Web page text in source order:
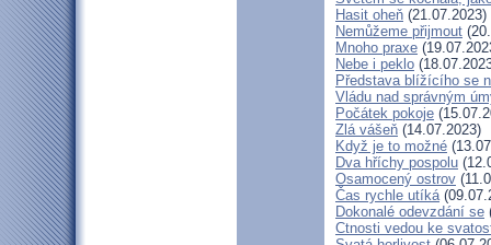
Hasit oheň (21.07.2023)
Nemůžeme přijmout
Mnoho praxe
Nebe i peklo
Představa blížícího se
Vládu nad správným
Počátek pokoje
Zlá vášeň (14.07.2023)
Když je to možné
Dva hříchy pospolu
Osamocený ostrov
Čas rychle utíká
Dokonalé odevzdání se
Ctnosti vedou ke